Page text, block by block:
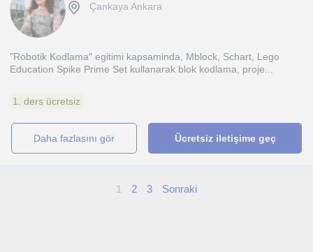
Çankaya Ankara
"Robotik Kodlama" egitimi kapsaminda, Mblock, Schart, Lego
Education Spike Prime Set kullanarak blok kodlama, proje...
1. ders ücretsiz
daha fazlasını gör Ücretsiz iletişime geç
1 2 3 Sonraki